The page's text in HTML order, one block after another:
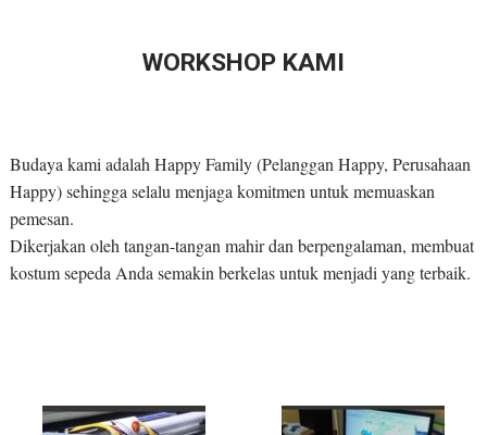
WORKSHOP KAMI
Budaya kami adalah Happy Family (Pelanggan Happy, Perusahaan
Happy) sehingga selalu menjaga komitmen untuk memuaskan
pemesan.
Dikerjakan oleh tangan-tangan mahir dan berpengalaman, membuat
kostum sepeda Anda semakin berkelas untuk menjadi yang terbaik.